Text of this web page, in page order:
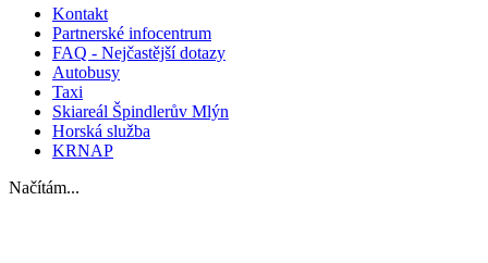
Kontakt
Partnerské infocentrum
FAQ - Nejčastější dotazy
Autobusy
Taxi
Skiareál Špindlerův Mlýn
Horská služba
KRNAP
Načítám...